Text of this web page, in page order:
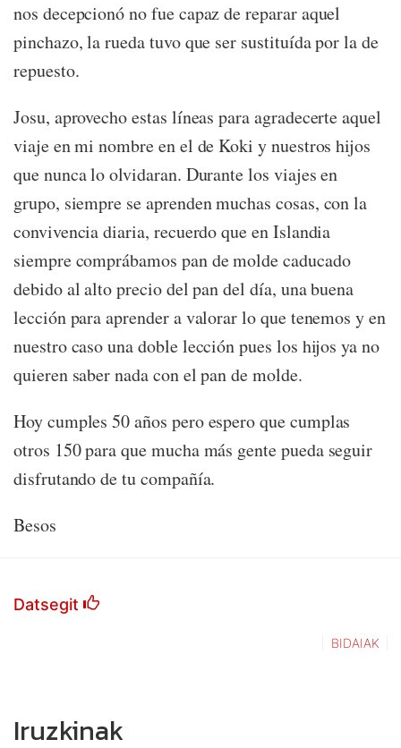
nos decepcionó no fue capaz de reparar aquel
pinchazo, la rueda tuvo que ser sustituída por la de
repuesto.
Josu, aprovecho estas líneas para agradecerte aquel
viaje en mi nombre en el de Koki y nuestros hijos
que nunca lo olvidaran. Durante los viajes en
grupo, siempre se aprenden muchas cosas, con la
convivencia diaria, recuerdo que en Islandia
siempre comprábamos pan de molde caducado
debido al alto precio del pan del día, una buena
lección para aprender a valorar lo que tenemos y en
nuestro caso una doble lección pues los hijos ya no
quieren saber nada con el pan de molde.
Hoy cumples 50 años pero espero que cumplas
otros 150 para que mucha más gente pueda seguir
disfrutando de tu compañía.
Besos
Datsegit
BIDAIAK
Iruzkinak